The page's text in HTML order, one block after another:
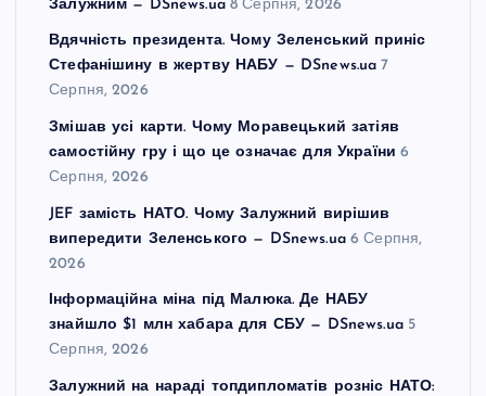
Залужним — DSnews.ua 8 Серпня, 2026
Вдячність президента. Чому Зеленський приніс
Стефанішину в жертву НАБУ — DSnews.ua 7
Серпня, 2026
Змішав усі карти. Чому Моравецький затіяв
самостійну гру і що це означає для України 6
Серпня, 2026
JEF замість НАТО. Чому Залужний вирішив
випередити Зеленського — DSnews.ua 6 Серпня,
2026
Інформаційна міна під Малюка. Де НАБУ
знайшло $1 млн хабара для СБУ — DSnews.ua 5
Серпня, 2026
Залужний на нараді топдипломатів розніс НАТО: